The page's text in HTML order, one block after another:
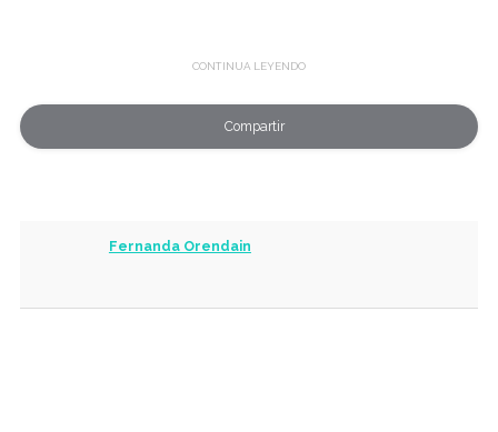
Compartir
Fernanda Orendain